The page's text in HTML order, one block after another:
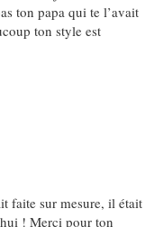
ton papa qui te l’avait
ton style est
faite sur mesure, il était
! Merci pour ton